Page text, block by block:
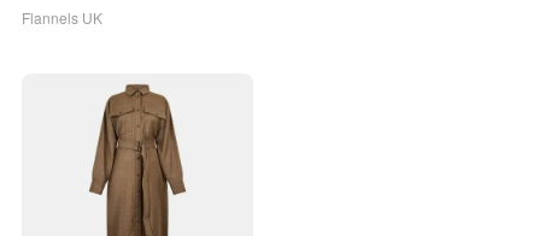
Flannels UK